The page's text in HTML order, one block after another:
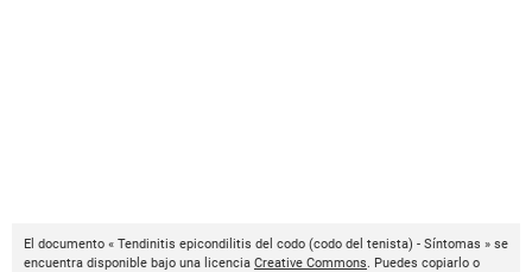
El documento « Tendinitis epicondilitis del codo (codo del tenista) - Síntomas » se
encuentra disponible bajo una licencia Creative Commons. Puedes copiarlo o